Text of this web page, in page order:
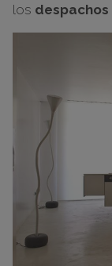
los despachos